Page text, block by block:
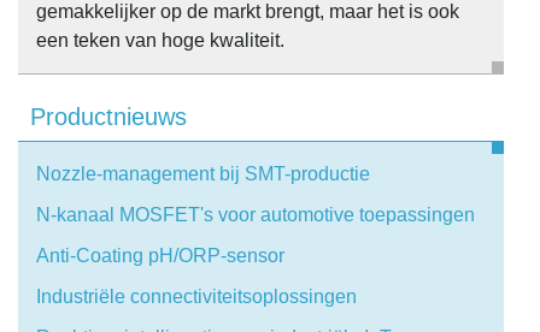
gemakkelijker op de markt brengt, maar het is ook
een teken van hoge kwaliteit.
Productnieuws
Nozzle-management bij SMT-productie
N-kanaal MOSFET's voor automotive toepassingen
Anti-Coating pH/ORP-sensor
Industriële connectiviteitsoplossingen